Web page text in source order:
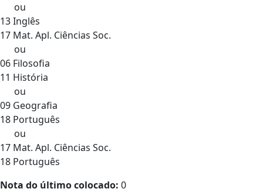
ou
13 Inglês
17 Mat. Apl. Ciências Soc.
ou
06 Filosofia
11 História
ou
09 Geografia
18 Português
ou
17 Mat. Apl. Ciências Soc.
18 Português
Nota do último colocado: 0